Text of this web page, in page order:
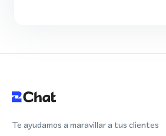
Te ayudamos a maravillar a tus clientes